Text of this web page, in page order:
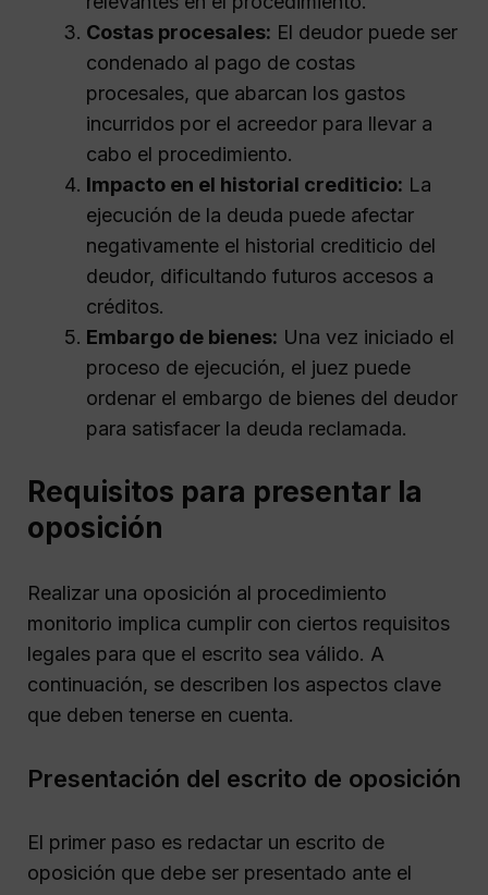
Costas procesales: El deudor puede ser
condenado al pago de costas
procesales, que abarcan los gastos
incurridos por el acreedor para llevar a
cabo el procedimiento.
Impacto en el historial crediticio: La
ejecución de la deuda puede afectar
negativamente el historial crediticio del
deudor, dificultando futuros accesos a
créditos.
Embargo de bienes: Una vez iniciado el
proceso de ejecución, el juez puede
ordenar el embargo de bienes del deudor
para satisfacer la deuda reclamada.
Requisitos para presentar la
oposición
Realizar una oposición al procedimiento
monitorio implica cumplir con ciertos requisitos
legales para que el escrito sea válido. A
continuación, se describen los aspectos clave
que deben tenerse en cuenta.
Presentación del escrito de oposición
El primer paso es redactar un escrito de
oposición que debe ser presentado ante el